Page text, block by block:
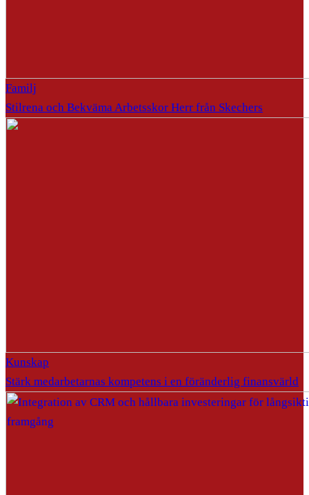
Familj
Stilrena och Bekväma Arbetsskor Herr från Skechers
Kunskap
Stärk medarbetarnas kompetens i en föränderlig finansvärld